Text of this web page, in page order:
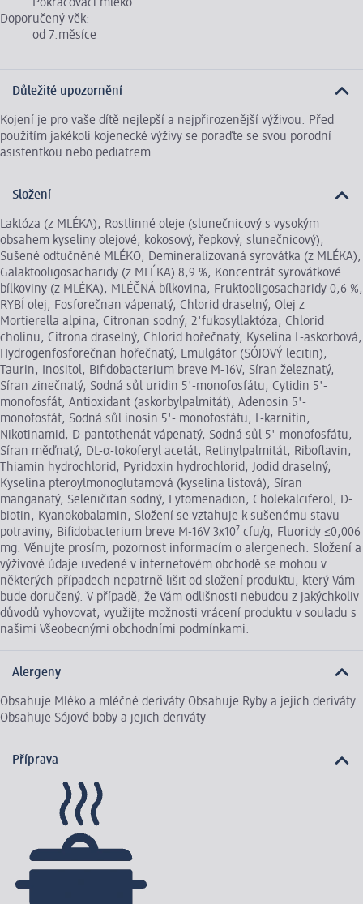
Pokračovací mléko
Doporučený věk:
od 7.měsíce
Důležité upozornění
Kojení je pro vaše dítě nejlepší a nejpřirozenější výživou. Před
použitím jakékoli kojenecké výživy se poraďte se svou porodní
asistentkou nebo pediatrem.
Složení
Laktóza (z MLÉKA), Rostlinné oleje (slunečnicový s vysokým
obsahem kyseliny olejové, kokosový, řepkový, slunečnicový),
Sušené odtučněné MLÉKO, Demineralizovaná syrovátka (z MLÉKA),
Galaktooligosacharidy (z MLÉKA) 8,9 %, Koncentrát syrovátkové
bílkoviny (z MLÉKA), MLÉČNÁ bílkovina, Fruktooligosacharidy 0,6 %,
RYBÍ olej, Fosforečnan vápenatý, Chlorid draselný, Olej z
Mortierella alpina, Citronan sodný, 2'fukosyllaktóza, Chlorid
cholinu, Citrona draselný, Chlorid hořečnatý, Kyselina L-askorbová,
Hydrogenfosforečnan hořečnatý, Emulgátor (SÓJOVÝ lecitin),
Taurin, Inositol, Bifidobacterium breve M-16V, Síran železnatý,
Síran zinečnatý, Sodná sůl uridin 5'-monofosfátu, Cytidin 5'-
monofosfát, Antioxidant (askorbylpalmitát), Adenosin 5'-
monofosfát, Sodná sůl inosin 5'- monofosfátu, L-karnitin,
Nikotinamid, D-pantothenát vápenatý, Sodná sůl 5'-monofosfátu,
Síran měďnatý, DL-α-tokoferyl acetát, Retinylpalmitát, Riboflavin,
Thiamin hydrochlorid, Pyridoxin hydrochlorid, Jodid draselný,
Kyselina pteroylmonoglutamová (kyselina listová), Síran
manganatý, Seleničitan sodný, Fytomenadion, Cholekalciferol, D-
biotin, Kyanokobalamin, Složení se vztahuje k sušenému stavu
potraviny, Bifidobacterium breve M-16V 3x10⁷ cfu/g, Fluoridy ≤0,006
mg. Věnujte prosím, pozornost informacím o alergenech. Složení a
výživové údaje uvedené v internetovém obchodě se mohou v
některých případech nepatrně lišit od složení produktu, který Vám
bude doručený. V případě, že Vám odlišnosti nebudou z jakýchkoliv
důvodů vyhovovat, využijte možnosti vrácení produktu v souladu s
našimi Všeobecnými obchodními podmínkami.
Alergeny
Obsahuje Mléko a mléčné deriváty Obsahuje Ryby a jejich deriváty
Obsahuje Sójové boby a jejich deriváty
Příprava